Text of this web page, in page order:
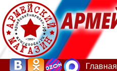
Главная